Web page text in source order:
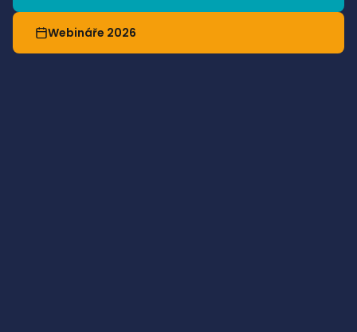
Webináře 2026